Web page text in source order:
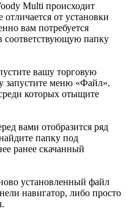
Multi происходит
от установки
вам потребуется
соответствующую папку
вашу торговую
запустите меню «Файл».
которых отыщите
вами отобразится ряд
папку под
ранее скачанный
установленный файл
навигатор, либо просто